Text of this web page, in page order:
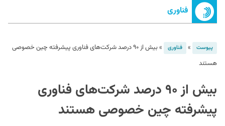
فناوری
پیوست » فناوری »
بیش از ۹۰ درصد شرکت‌های فناوری پیشرفته چین خصوصی
هستند
بیش از ۹۰ درصد شرکت‌های فناوری
پیشرفته چین خصوصی هستند